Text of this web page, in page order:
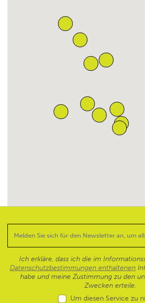
Ich erkläre, dass ich die im
Datenschutzbestimmungen enthaltenen
habe und meine Zustimmung zu den
Zwecken erteile.
Um diesen Service zu